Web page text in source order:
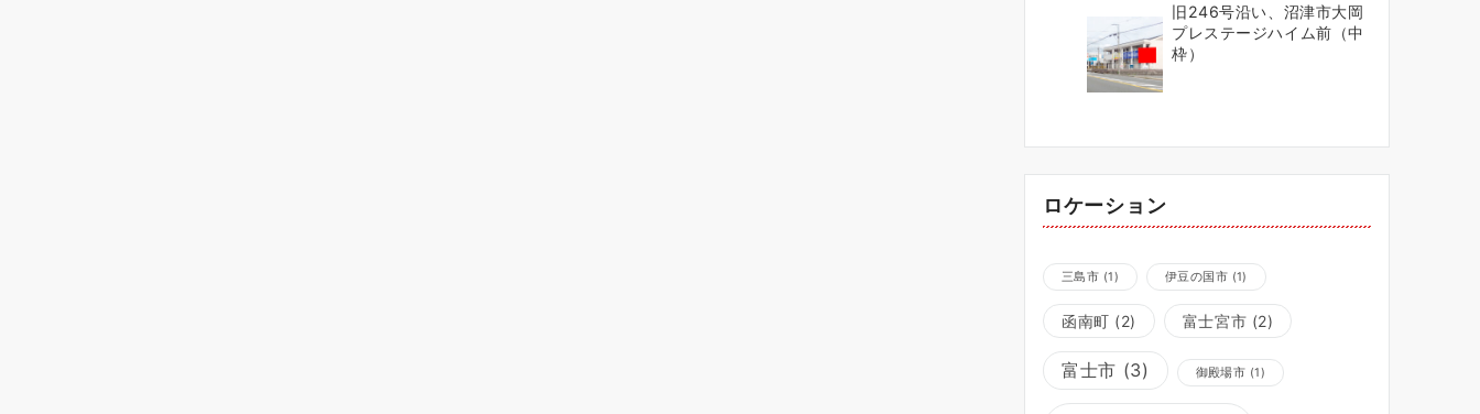
旧246号沿い、沼津市大岡
プレステージハイム前（中
枠）
ロケーション
三島市 (1) 伊豆の国市 (1)
函南町 (2) 富士宮市 (2)
富士市 (3) 御殿場市 (1)